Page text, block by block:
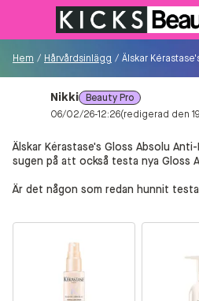
Till KICKS.se
Besökare
Logga in/
Är du ny på Communityt?
Hem / Hårvårdsinlägg / Älskar
Nikki Beauty Pro
06/02/26-12:26(redigerad den
Älskar Kérastase's Gloss Absolu
sugen på att också testa nya Gloss
Är det någon som redan hunnit